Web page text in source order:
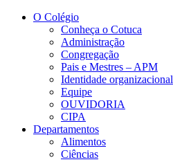
Conteúdo principal
O Colégio
Conheça o Cotuca
Administração
Congregação
Pais e Mestres – APM
Identidade organizacional
Equipe
OUVIDORIA
CIPA
Departamentos
Alimentos
Ciências